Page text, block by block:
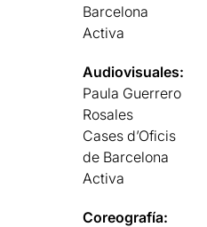
Barcelona
Activa
Audiovisuales:
Paula Guerrero
Rosales
Cases d’Oficis
de Barcelona
Activa
Coreografía: